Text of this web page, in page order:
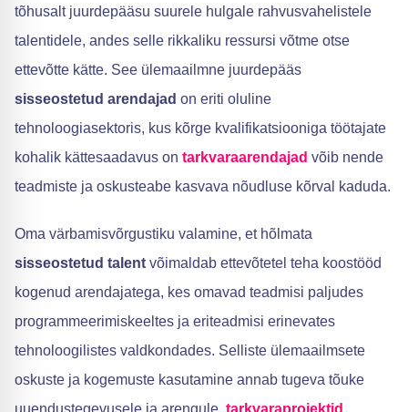
tõhusalt juurdepääsu suurele hulgale rahvusvahelistele
talentidele, andes selle rikkaliku ressursi võtme otse
ettevõtte kätte. See ülemaailmne juurdepääs
sisseostetud arendajad on eriti oluline
tehnoloogiasektoris, kus kõrge kvalifikatsiooniga töötajate
kohalik kättesaadavus on tarkvaraarendajad võib nende
teadmiste ja oskusteabe kasvava nõudluse kõrval kaduda.
Oma värbamisvõrgustiku valamine, et hõlmata
sisseostetud talent võimaldab ettevõtetel teha koostööd
kogenud arendajatega, kes omavad teadmisi paljudes
programmeerimiskeeltes ja eriteadmisi erinevates
tehnoloogilistes valdkondades. Selliste ülemaailmsete
oskuste ja kogemuste kasutamine annab tugeva tõuke